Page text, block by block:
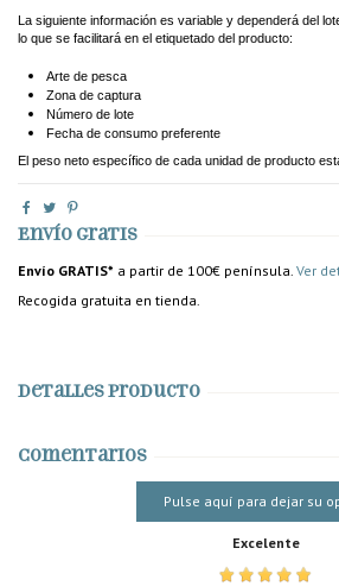
La siguiente información es variable y dependerá del
lo que se facilitará en el etiquetado del producto:
Arte de pesca
Zona de captura
Número de lote
Fecha de consumo preferente
El peso neto específico de cada unidad de producto
Envío gratis
Envío GRATIS* a partir de 100€ península. Ver
Recogida gratuita en tienda.
Detalles producto
Comentarios
Pulse aquí para dejar su
Excelente